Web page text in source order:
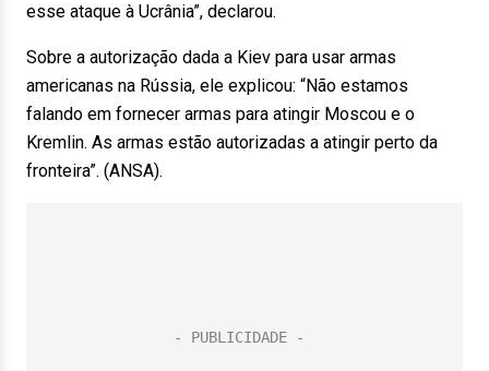
esse ataque à Ucrânia”, declarou.
Sobre a autorização dada a Kiev para usar armas
americanas na Rússia, ele explicou: “Não estamos
falando em fornecer armas para atingir Moscou e o
Kremlin. As armas estão autorizadas a atingir perto da
fronteira”. (ANSA).